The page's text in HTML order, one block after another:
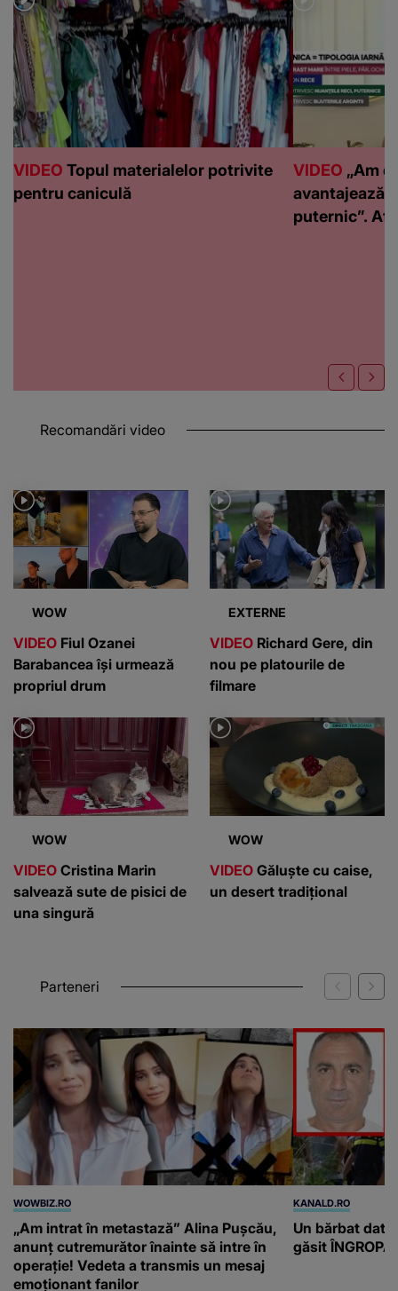
VIDEO Topul materialelor potrivite
pentru caniculă
VIDEO „Am
avantajează
puternic”.
Recomandări video
WOW
VIDEO Fiul Ozanei
Barabancea își urmează
propriul drum
EXTERNE
VIDEO Richard Gere, din
nou pe platourile de
filmare
WOW
VIDEO Cristina Marin
salvează sute de pisici de
una singură
WOW
VIDEO Găluște cu caise,
un desert tradițional
Parteneri
WOWBIZ.RO
„Am intrat în metastază” Alina Pușcău,
anunț cutremurător înainte să intre în
operație! Vedeta a transmis un mesaj
emoționant fanilor
KANALD.RO
Un bărbat dat
găsit